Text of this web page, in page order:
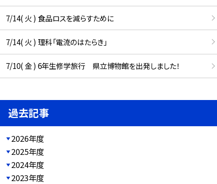
7/14( 火 ) 食品ロスを減らすために
7/14( 火 ) 理科「電流のはたらき」
7/10( 金 ) 6年生修学旅行 県立博物館を出発しました！
過去記事
2026年度
2025年度
2024年度
2023年度